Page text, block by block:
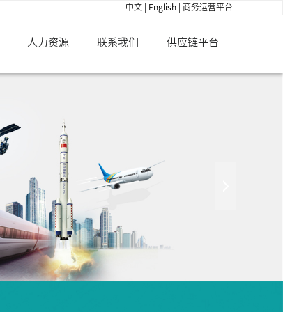
中文 English 商务运营平台
人力资源 联系我们 供应链平台